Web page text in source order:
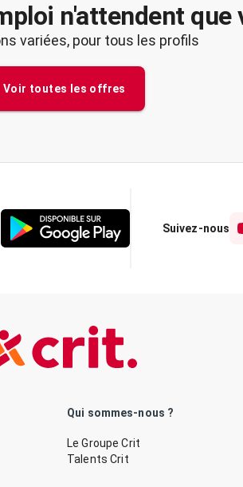
n'attendent que
variées, pour tous les profils
Voir toutes les offres
Suivez-nous
Qui sommes-nous ?
Le Groupe Crit
Talents Crit